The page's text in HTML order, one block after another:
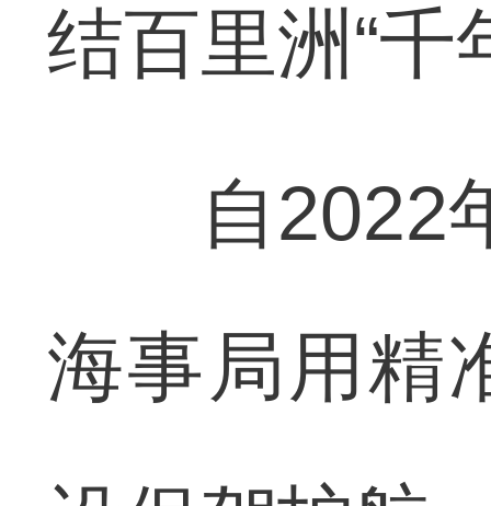
结百里洲“千
自2022年
海事局用精